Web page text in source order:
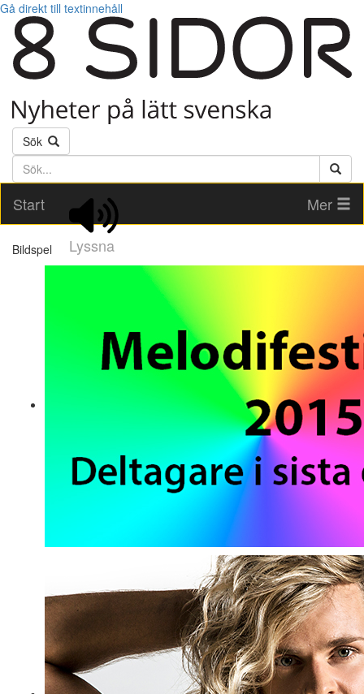
Gå direkt till textinnehåll
Sök
Söktext
Start
Lyssna
Mer
Bildspel